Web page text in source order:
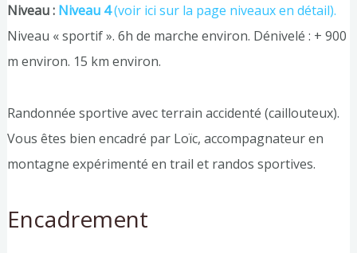
Niveau : Niveau 4(voir ici sur la page niveaux en détail).
Niveau « sportif ». 6h de marche environ. Dénivelé : + 900
m environ. 15 km environ.
Randonnée sportive avec terrain accidenté (caillouteux).
Vous êtes bien encadré par Loïc, accompagnateur en
montagne expérimenté en trail et randos sportives.
Encadrement